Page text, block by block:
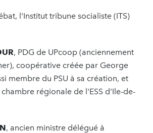
l'Institut tribune socialiste (ITS)
, PDG de UPcoop (anciennement
coopérative créée par George
membre du PSU à sa création, et
régionale de l'ESS d'Ile-de-
, ancien ministre délégué à